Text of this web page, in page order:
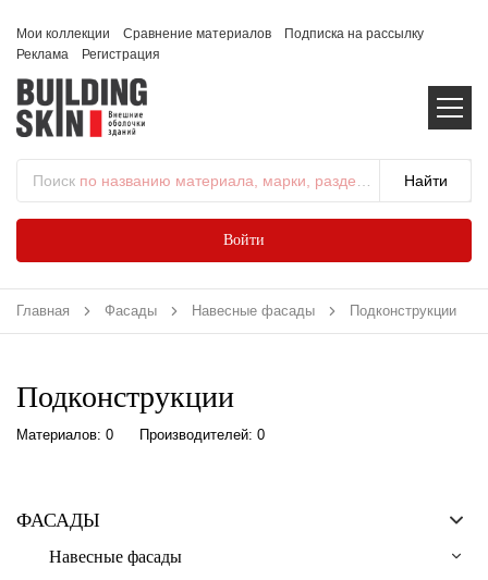
Мои коллекции Сравнение материалов
Подписка на рассылку
Реклама
Регистрация
Поиск по названию материала, марки, раздела...
Войти
Главная Фасады Навесные фасады Подконструкции
Подконструкции
Материалов: 0 Производителей: 0
ФАСАДЫ
Навесные фасады